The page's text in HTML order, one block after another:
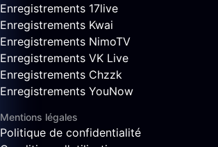
Enregistrements 17live
Enregistrements Kwai
Enregistrements NimoTV
Enregistrements VK Live
Enregistrements Chzzk
Enregistrements YouNow
Mentions légales
Politique de confidentialité